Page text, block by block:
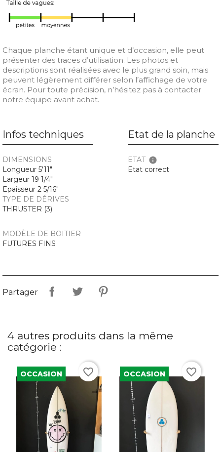
Chaque planche étant unique et d’occasion, elle peut
présenter des traces d’utilisation. Les photos et
descriptions sont réalisées avec le plus grand soin, mais
peuvent légèrement différer selon l’affichage de votre
écran. Pour toute précision, n’hésitez pas à contacter
notre équipe avant achat.
Infos techniques
DIMENSIONS
Longueur 5'11"
Largeur 19 1/4"
Epaisseur 2 5/16"
TYPE DE DÉRIVES
THRUSTER (3)
MODÈLE DE BOITIER
FUTURES FINS
Etat de la planche
ETAT info
Etat correct
Partager
4 autres produits dans la même
catégorie :
OCCASION favorite_border OCCASION favorite_border